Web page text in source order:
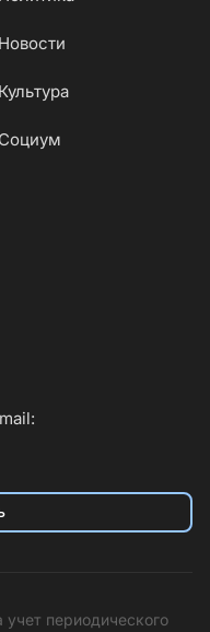
Новости
Культура
Социум
учет периодического